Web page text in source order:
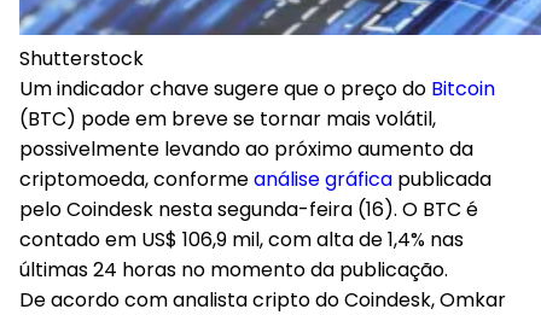
Shutterstock
Um indicador chave sugere que o preço do Bitcoin
(BTC) pode em breve se tornar mais volátil,
possivelmente levando ao próximo aumento da
criptomoeda, conformeanálise gráfica publicada
pelo Coindesk nesta segunda-feira (16). O BTC é
contado em US$ 106,9 mil, com alta de 1,4% nas
últimas 24 horas no momento da publicação.
De acordo com analista cripto do Coindesk, Omkar